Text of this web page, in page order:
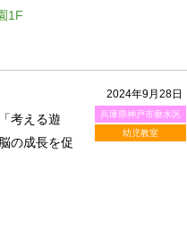
1F
2024年9月28日
兵庫県神戸市垂水区
幼児教室
考える遊
の成長を促